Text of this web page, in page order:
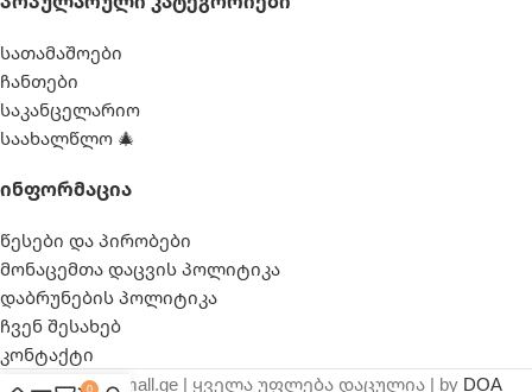
სათამაშოები
ჩანთები
საკანცელარიო
საახალწლო 🎄
Ინფორმაცია
წესები და პირობები
მონაცემთა დაცვის პოლიტიკა
დაბრუნების პოლიტიკა
ჩვენ შესახებ
კონტაქტი
© 2025 webmall.ge | ყველა უფლება დაცულია | by DOA